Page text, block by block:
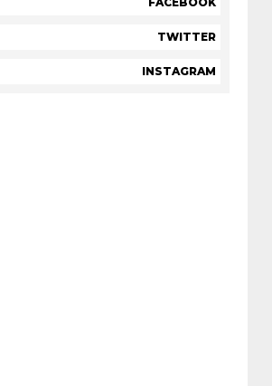
TWITTER
INSTAGRAM